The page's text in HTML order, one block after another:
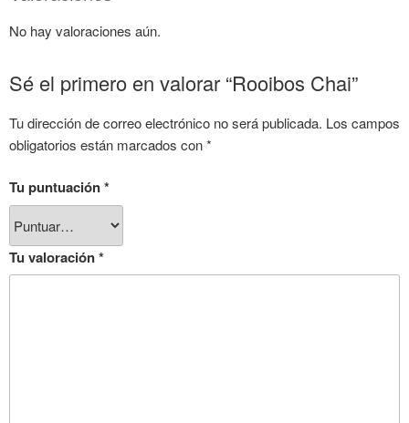
No hay valoraciones aún.
Sé el primero en valorar “Rooibos Chai”
Tu dirección de correo electrónico no será publicada. Los campos
obligatorios están marcados con*
Tu puntuación*
Tu valoración*